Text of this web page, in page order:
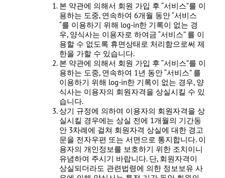
본 약관에 의해서 회원 가입 후 “서비스”를 이
용하는 도중, 연속하여 6개월 동안 “서비스
“를 이용하기 위해 log-in한 기록이 없는 경
우, 양식사는 이용자로 하여금 “서비스” 를 이
용할 수 없도록 휴면상태로 처리함으로써 제
한을 가할 수 있습니다.
본 약관에 의해서 회원 가입 후 “서비스”를 이
용하는 도중, 연속하여 1년 동안 “서비스” 를
이용하기 위해 log-in한 기록이 없는 경우, 양
식사는 이용자의 회원자격을 상실시킬 수 있
습니다.
상기 규정에 의하여 이용자의 회원자격을 상
실시킬 경우에는 상실 전에 1개월의 기간동
안 3차례에 걸쳐 회원자격 상실에 대한 경고
문을 전자우편 또는 서면으로 통지합니다. 이
용자의 개인정보를 보호하기 위한 조치이니
유념하여 주시기 바랍니다. 단, 회원자격이
상실되더라도 관련법령에 의한 정보보유 사